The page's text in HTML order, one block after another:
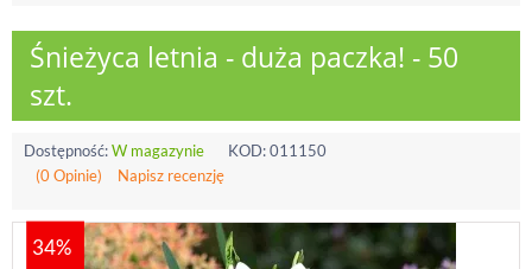
Śnieżyca letnia - duża paczka! - 50
szt.
Dostępność:W magazynie KOD:011150
(0 Opinie)
Napisz recenzję
34%